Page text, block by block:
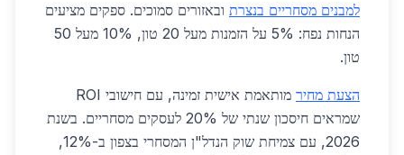
למבנים מסחריים בנצרת ובאזורים סמוכים. ספקים מציעים
הנחות נפח: 5% על הזמנות מעל 20 טון, 10% מעל 50
טון.
הצעת מחיר
מותאמת אישית זמינה, עם חישובי ROI
שמראים חיסכון שנתי של 20% לעסקים מסחריים. בשנת
2026, עם צמיחת שוק הנדל"ן המסחרי בצפון ב-12%,